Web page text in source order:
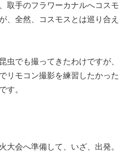
取手のフラワーカナルへコスモ
、全然、コスモスとは巡り合え
虫でも撮ってきたわけですが、
リモコン撮影を練習したかった
す。
大会へ準備して、いざ、出発。